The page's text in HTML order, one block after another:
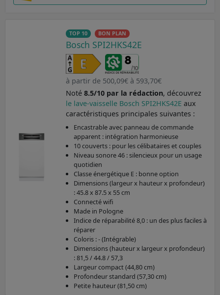
TOP 10 BON PLAN
Bosch SPI2HKS42E
à partir de 500,09€ à 593,70€
Noté 8.5/10 par la rédaction, découvrez
le lave-vaisselle Bosch SPI2HKS42E aux
caractéristiques principales suivantes :
Encastrable avec panneau de commande
apparent : intégration harmonieuse
10 couverts : pour les célibataires et couples
Niveau sonore 46 : silencieux pour un usage
quotidien
Classe énergétique E : bonne option
Dimensions (largeur x hauteur x profondeur)
: 45.8 x 87.5 x 55 cm
Connecté wifi
Made in Pologne
Indice de réparabilité 8,0 : un des plus faciles à
réparer
Coloris : - (Intégrable)
Dimensions (hauteur x largeur x profondeur)
: 81,5 / 44.8 / 57,3
Largeur compact (44,80 cm)
Profondeur standard (57,30 cm)
Petite hauteur (81,50 cm)